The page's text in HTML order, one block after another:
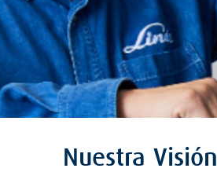
Nuestra Visión